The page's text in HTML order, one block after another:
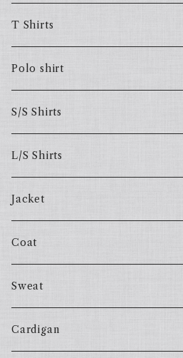
T Shirts
Polo shirt
S/S Shirts
L/S Shirts
Jacket
Coat
Sweat
Cardigan